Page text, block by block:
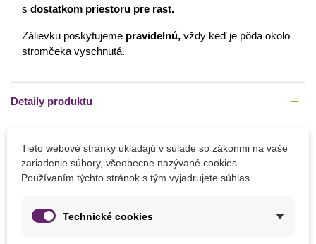
s dostatkom priestoru pre rast.
Zálievku poskytujeme pravidelnú, vždy keď je pôda okolo
stromčeka vyschnutá.
Detaily produktu
Výška Rastliny viac ako 200 cm
Výrobca
Tieto webové stránky ukladajú v súlade so zákonmi na vaše
zariadenie súbory, všeobecne nazývané cookies.
Používaním týchto stránok s tým vyjadrujete súhlas.
Technické cookies